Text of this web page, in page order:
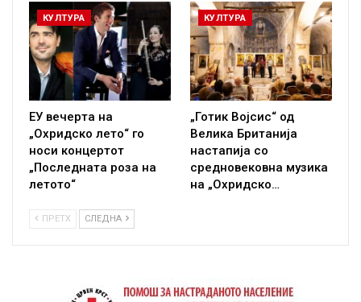
КУЛТУРА
ЕУ вечерта на
„Охридско лето“ го
носи концертот
„Последната роза на
летото“
КУЛТУРА
„Готик Војсис“ од
Велика Британија
настапија со
средновековна музика
на „Охридско…
ПРЕТХ СЛЕДНА